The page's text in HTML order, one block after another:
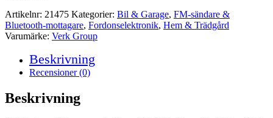
Artikelnr: 21475 Kategorier: Bil & Garage, FM-sändare &
Bluetooth-mottagare, Fordonselektronik, Hem & Trädgård
Varumärke: Verk Group
Beskrivning
Recensioner (0)
Beskrivning